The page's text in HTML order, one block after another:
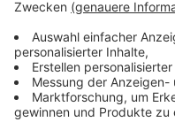
bekommen. Das hat
Firmen, sagt
schon, dass er einen
damit planen. Wenn er
überzeugen müsste,